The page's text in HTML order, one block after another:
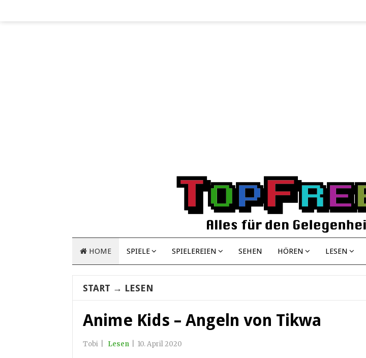
HOME SPIELE SPIELEREIEN SEHEN HÖREN LESEN
START → LESEN
Anime Kids – Angeln von Tikwa
Tobi Lesen 10. April 2020